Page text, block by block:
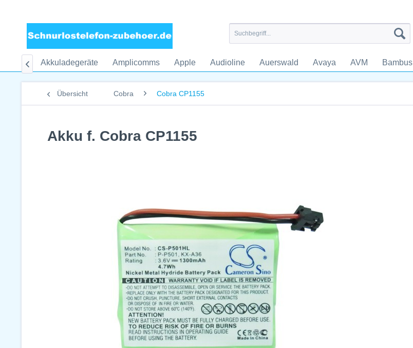
Akku Akkuladegeräte Amplicomms Apple Audioline Auerswald Avaya AVM Bambus

Übersicht Cobra Cobra CP1155
Akku f. Cobra CP1155